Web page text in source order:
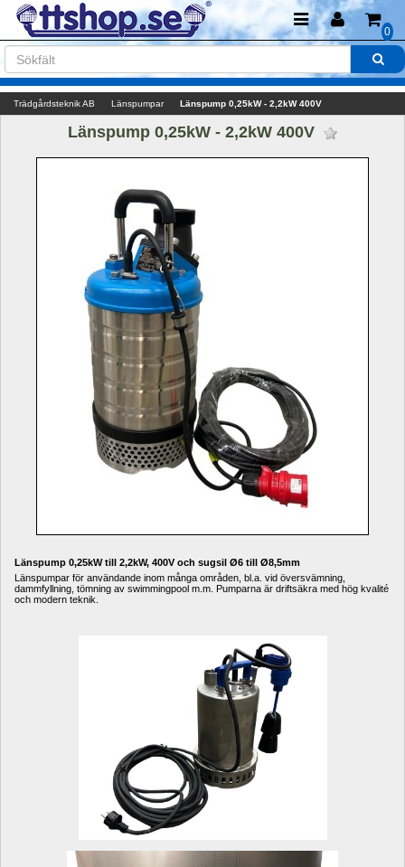
0
Trädgårdsteknik AB Länspumpar Länspump 0,25kW - 2,2kW 400V
Länspump 0,25kW - 2,2kW 400V
Länspump 0,25kW till 2,2kW, 400V och sugsil Ø6 till Ø8,5mm
Länspumpar för användande inom många områden, bl.a. vid översvämning,
dammfyllning, tömning av swimmingpool m.m. Pumparna är driftsäkra med hög kvalité
och modern teknik.